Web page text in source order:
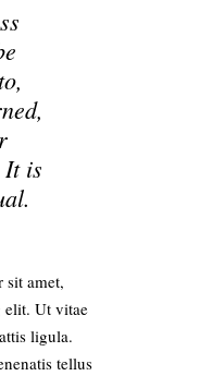
It is
sit amet,
elit. Ut vitae
ligula.
tellus